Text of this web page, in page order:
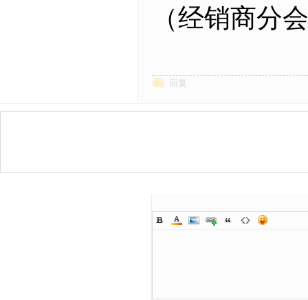
（经销商分
回复